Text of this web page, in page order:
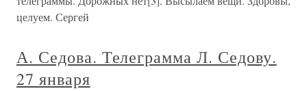
целуем. Сергей
А. Седова. Телеграмма Л. Седову.
27 января